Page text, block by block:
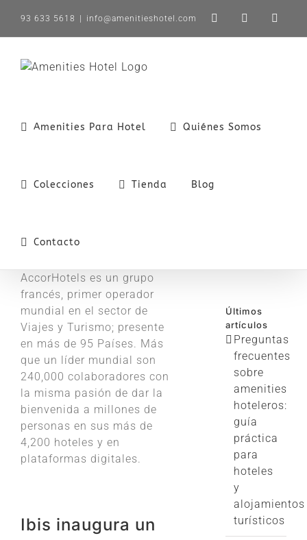
contenido
93 633 5618 info@amenitieshotel.com LinkedIn
X
Amenities Para Hotel Quiénes Somos
Colecciones Tienda Blog
Contacto
AccorHotels es un grupo
francés, primer operador
mundial en el sector de
Viajes y Turismo; presente
en más de 95 Países. Más
que un líder mundial son
240,000 colaboradores con
la misma pasión de dar la
bienvenida a millones de
personas en sus más de
4,200 hoteles y en
plataformas digitales.
Ibis inaugura un
Últimos
artículos
Preguntas
frecuentes
sobre
amenities
hoteleros:
guía
práctica
para
hoteles
y
alojamientos
turísticos